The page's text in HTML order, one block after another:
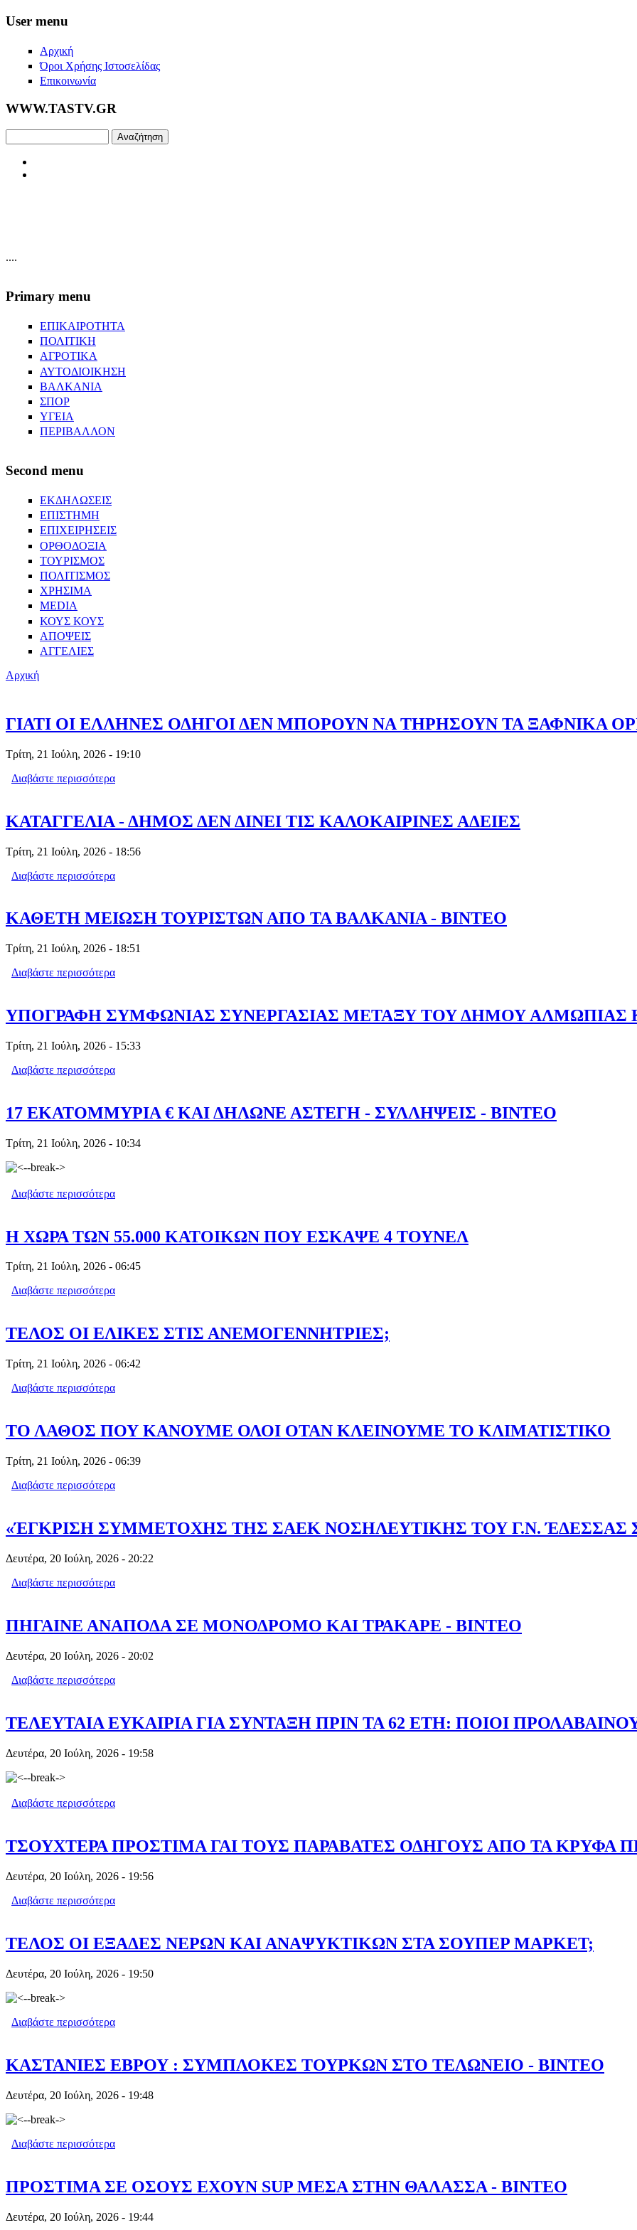
Skip to main content
User menu
Αρχική
Όροι Χρήσης Ιστοσελίδας
Επικοινωνία
WWW.TASTV.GR
....
Primary menu
ΕΠΙΚΑΙΡΟΤΗΤΑ
ΠΟΛΙΤΙΚΗ
ΑΓΡΟΤΙΚΑ
ΑΥΤΟΔΙΟΙΚΗΣΗ
ΒΑΛΚΑΝΙΑ
ΣΠΟΡ
ΥΓΕΙΑ
ΠΕΡΙΒΑΛΛΟΝ
Second menu
ΕΚΔΗΛΩΣΕΙΣ
ΕΠΙΣΤΗΜΗ
ΕΠΙΧΕΙΡΗΣΕΙΣ
ΟΡΘΟΔΟΞΙΑ
ΤΟΥΡΙΣΜΟΣ
ΠΟΛΙΤΙΣΜΟΣ
ΧΡΗΣΙΜΑ
MEDIA
ΚΟΥΣ ΚΟΥΣ
ΑΠΟΨΕΙΣ
ΑΓΓΕΛΙΕΣ
Αρχική
ΓΙΑΤΙ ΟΙ ΕΛΛΗΝΕΣ ΟΔΗΓΟΙ ΔΕΝ ΜΠΟΡΟΥΝ ΝΑ ΤΗΡΗΣΟΥΝ ΤΑ ΞΑΦΝΙΚΑ
Τρίτη, 21 Ιούλη, 2026 - 19:10
Διαβάστε περισσότερα
ΚΑΤΑΓΓΕΛΙΑ - ΔΗΜΟΣ ΔΕΝ ΔΙΝΕΙ ΤΙΣ ΚΑΛΟΚΑΙΡΙΝΕΣ ΑΔΕΙΕΣ
Τρίτη, 21 Ιούλη, 2026 - 18:56
Διαβάστε περισσότερα
ΚΑΘΕΤΗ ΜΕΙΩΣΗ ΤΟΥΡΙΣΤΩΝ ΑΠΟ ΤΑ ΒΑΛΚΑΝΙΑ - ΒΙΝΤΕΟ
Τρίτη, 21 Ιούλη, 2026 - 18:51
Διαβάστε περισσότερα
ΥΠΟΓΡΑΦΗ ΣΥΜΦΩΝΙΑΣ ΣΥΝΕΡΓΑΣΙΑΣ ΜΕΤΑΞΥ ΤΟΥ ΔΗΜΟΥ ΑΛΜΩΠΙΑΣ
Τρίτη, 21 Ιούλη, 2026 - 15:33
Διαβάστε περισσότερα
17 ΕΚΑΤΟΜΜΥΡΙΑ € ΚΑΙ ΔΗΛΩΝΕ ΑΣΤΕΓΗ - ΣΥΛΛΗΨΕΙΣ - ΒΙΝΤΕΟ
Τρίτη, 21 Ιούλη, 2026 - 10:34
Διαβάστε περισσότερα
Η ΧΩΡΑ ΤΩΝ 55.000 ΚΑΤΟΙΚΩΝ ΠΟΥ ΕΣΚΑΨΕ 4 ΤΟΥΝΕΛ
Τρίτη, 21 Ιούλη, 2026 - 06:45
Διαβάστε περισσότερα
ΤΕΛΟΣ ΟΙ ΕΛΙΚΕΣ ΣΤΙΣ ΑΝΕΜΟΓΕΝΝΗΤΡΙΕΣ;
Τρίτη, 21 Ιούλη, 2026 - 06:42
Διαβάστε περισσότερα
ΤΟ ΛΑΘΟΣ ΠΟΥ ΚΑΝΟΥΜΕ ΟΛΟΙ ΟΤΑΝ ΚΛΕΙΝΟΥΜΕ ΤΟ ΚΛΙΜΑΤΙΣΤΙΚΟ
Τρίτη, 21 Ιούλη, 2026 - 06:39
Διαβάστε περισσότερα
«ΈΓΚΡΙΣΗ ΣΥΜΜΕΤΟΧΗΣ ΤΗΣ ΣΑΕΚ ΝΟΣΗΛΕΥΤΙΚΗΣ ΤΟΥ Γ.Ν. ΈΔΕΣΣΑΣ
Δευτέρα, 20 Ιούλη, 2026 - 20:22
Διαβάστε περισσότερα
ΠΗΓΑΙΝΕ ΑΝΑΠΟΔΑ ΣΕ ΜΟΝΟΔΡΟΜΟ ΚΑΙ ΤΡΑΚΑΡΕ - ΒΙΝΤΕΟ
Δευτέρα, 20 Ιούλη, 2026 - 20:02
Διαβάστε περισσότερα
ΤΕΛΕΥΤΑΙΑ ΕΥΚΑΙΡΙΑ ΓΙΑ ΣΥΝΤΑΞΗ ΠΡΙΝ ΤΑ 62 ΕΤΗ: ΠΟΙΟΙ
Δευτέρα, 20 Ιούλη, 2026 - 19:58
Διαβάστε περισσότερα
ΤΣΟΥΧΤΕΡΑ ΠΡΟΣΤΙΜΑ ΓΑΙ ΤΟΥΣ ΠΑΡΑΒΑΤΕΣ ΟΔΗΓΟΥΣ ΑΠΟ ΤΑ ΚΡΥΦΑ
Δευτέρα, 20 Ιούλη, 2026 - 19:56
Διαβάστε περισσότερα
ΤΕΛΟΣ ΟΙ ΕΞΑΔΕΣ ΝΕΡΩΝ ΚΑΙ ΑΝΑΨΥΚΤΙΚΩΝ ΣΤΑ ΣΟΥΠΕΡ ΜΑΡΚΕΤ;
Δευτέρα, 20 Ιούλη, 2026 - 19:50
Διαβάστε περισσότερα
ΚΑΣΤΑΝΙΕΣ ΕΒΡΟΥ : ΣΥΜΠΛΟΚΕΣ ΤΟΥΡΚΩΝ ΣΤΟ ΤΕΛΩΝΕΙΟ - ΒΙΝΤΕΟ
Δευτέρα, 20 Ιούλη, 2026 - 19:48
Διαβάστε περισσότερα
ΠΡΟΣΤΙΜΑ ΣΕ ΟΣΟΥΣ ΕΧΟΥΝ SUP ΜΕΣΑ ΣΤΗΝ ΘΑΛΑΣΣΑ - ΒΙΝΤΕΟ
Δευτέρα, 20 Ιούλη, 2026 - 19:44